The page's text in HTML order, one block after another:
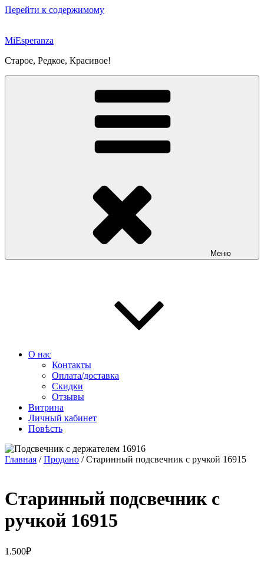
Перейти к содержимому
MiEsperanza
Старое, Редкое, Красивое!
Меню
О нас
Контакты
Оплата/доставка
Скидки
Отзывы
Витрина
Личный кабинет
Повѣсть
Главная /Продано / Старинный подсвечник с ручкой 16915
Старинный подсвечник с
ручкой 16915
1.500₽